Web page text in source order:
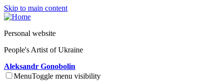
Skip to main content
Personal website
People's Artist of Ukraine
Aleksandr Gonobolin
MenuToggle menu visibility